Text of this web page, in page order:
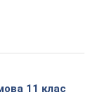
11 клас